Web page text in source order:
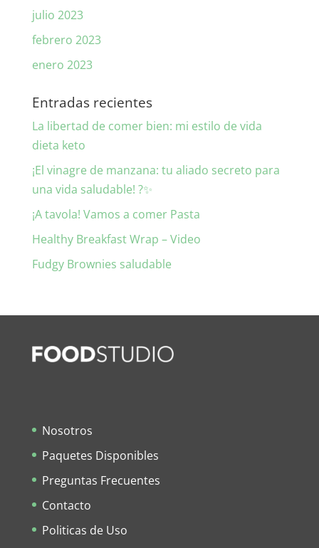
julio 2023
febrero 2023
enero 2023
Entradas recientes
La libertad de comer bien: mi estilo de vida
dieta keto
¡El vinagre de manzana: tu aliado secreto para
una vida saludable! ?✨
¡A tavola! Vamos a comer Pasta
Healthy Breakfast Wrap – Video
Fudgy Brownies saludable
Nosotros
Paquetes Disponibles
Preguntas Frecuentes
Contacto
Politicas de Uso